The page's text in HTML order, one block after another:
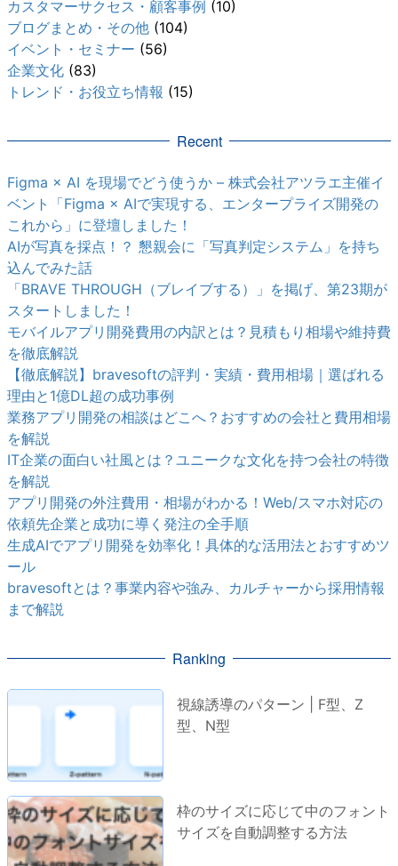
カスタマーサクセス・顧客事例 (10)
ブログまとめ・その他 (104)
イベント・セミナー (56)
企業文化 (83)
トレンド・お役立ち情報 (15)
Recent
Figma × AI を現場でどう使うか – 株式会社アツラエ主催イ
ベント「Figma × AIで実現する、エンタープライズ開発の
これから」に登壇しました！
AIが写真を採点！？ 懇親会に「写真判定システム」を持ち
込んでみた話
「BRAVE THROUGH（ブレイブする）」を掲げ、第23期が
スタートしました！
モバイルアプリ開発費用の内訳とは？見積もり相場や維持費
を徹底解説
【徹底解説】bravesoftの評判・実績・費用相場｜選ばれる
理由と1億DL超の成功事例
業務アプリ開発の相談はどこへ？おすすめの会社と費用相場
を解説
IT企業の面白い社風とは？ユニークな文化を持つ会社の特徴
を解説
アプリ開発の外注費用・相場がわかる！Web/スマホ対応の
依頼先企業と成功に導く発注の全手順
生成AIでアプリ開発を効率化！具体的な活用法とおすすめツ
ール
bravesoftとは？事業内容や強み、カルチャーから採用情報
まで解説
Ranking
視線誘導のパターン | F型、Z
型、N型
枠のサイズに応じて中のフォント
サイズを自動調整する方法